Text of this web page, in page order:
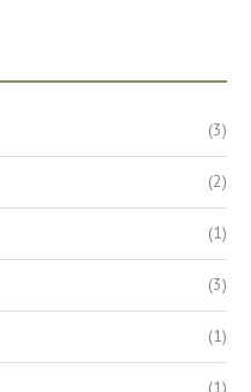
(3)
(2)
(1)
(3)
(1)
(1)